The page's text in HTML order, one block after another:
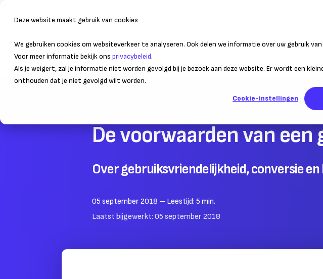
Deze website maakt gebruik van cookies
We gebruiken cookies om websiteverkeer te analyseren. Ook delen we informatie over uw gebruik
Voor meer informatie bekijk ons privacybeleid.
Als je weigert, zal je informatie niet worden gevolgd bij je bezoek aan deze website. Er wordt een
onthouden dat je niet gevolgd wilt worden.
Cookie-instellingen
Bedrijfsvoering Duurzaam
De voorwaarden van een
Over gebruiksvriendelijkheid, conversie
05 september 2018 – Leestijd: 5 min.
Laatst bijgewerkt: 05 september 2018